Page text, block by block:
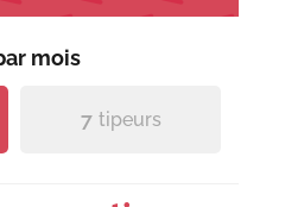
mois
7 tipeurs